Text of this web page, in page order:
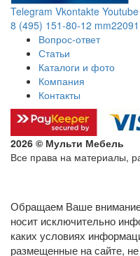
Telegram Vkontakte Youtube
8 (495) 151-80-12
Вопрос-ответ
Статьи
Каталоги и фото
Компания
Контакты
2026 © Мульти Мебель
Все права на материалы,
Обращаем Ваше внимание
носит исключительно
каких условиях
размещенные на сайте,